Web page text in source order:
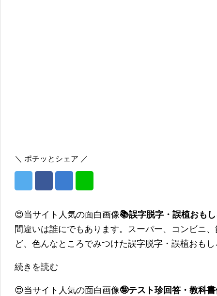
＼ ポチッとシェア ／
😍当サイト人気の面白画像📚誤字脱字・誤植おも
間違いは誰にでもあります。スーパー、コンビニ
ど、色んなところでみつけた誤字脱字・誤植おも
続きを読む
😍当サイト人気の面白画像🤪テスト珍回答・教科